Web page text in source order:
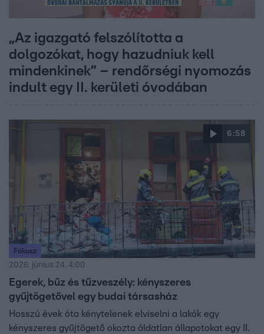
„Az igazgató felszólította a
dolgozókat, hogy hazudniuk kell
mindenkinek” – rendőrségi nyomozás
indult egy II. kerületi óvodában
6:58
Fókusz
2026. június 24. 4:00
Egerek, bűz és tűzveszély: kényszeres
gyűjtögetővel egy budai társasház
Hosszú évek óta kénytelenek elviselni a lakók egy
kényszeres gyűjtögető okozta áldatlan állapotokat egy II.